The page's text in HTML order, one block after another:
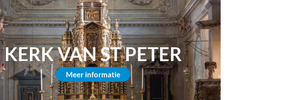
KERK VAN ST PETER
Meer informatie